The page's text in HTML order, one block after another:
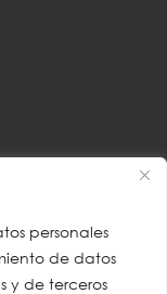
personales
de datos
y de terceros